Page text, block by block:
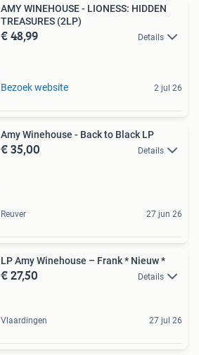
AMY WINEHOUSE - LIONESS: HIDDEN
TREASURES (2LP)
€ 48,99 Details
Bezoek website 2 jul 26
Amy Winehouse - Back to Black LP
€ 35,00 Details
Reuver 27 jun 26
LP Amy Winehouse – Frank * Nieuw *
€ 27,50 Details
Vlaardingen 27 jul 26